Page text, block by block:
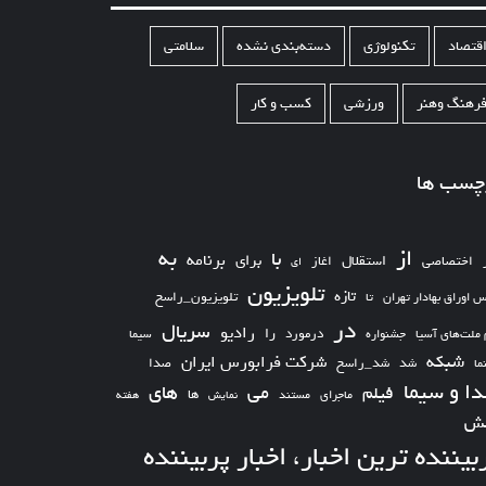
اقتصاد تکنولوژی دسته‌بندی نشده سلامتی
فرهنگ وهنر ورزشی کسب و کار
ها
اختصاصی از استقلال اغاز ای با برای برنامه به
اوراق بهادار تهران تا تازه تلویزیون تلویزیون_راسخ
ملت‌های آسیا جشنواره در درمورد را رادیو سریال سیما
شبکه شد شد_راسخ شرکت فرابورس ایران صدا
و سیما فیلم ماجرای مستند می نمایش ها های هفته
ترین اخبار، اخبار پربیننده